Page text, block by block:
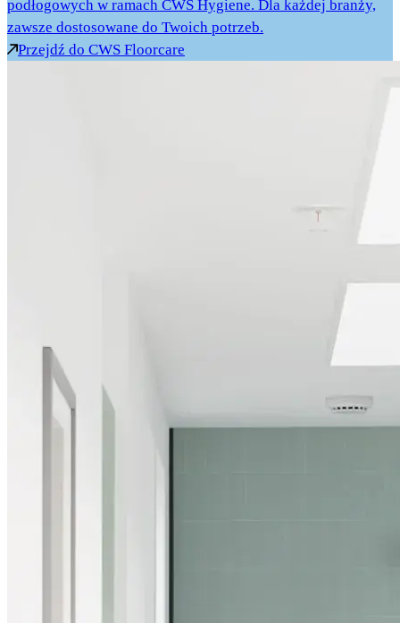
podłogowych w ramach CWS Hygiene. Dla każdej branży,
zawsze dostosowane do Twoich potrzeb.
Przejdź do CWS Floorcare